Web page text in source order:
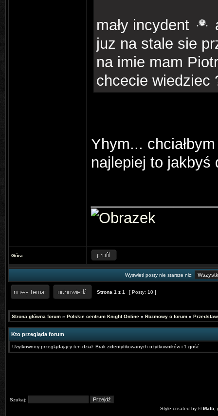
mały incydent
juz na stale sie
na imie mam
chcecie wiedziec
Yhym...
najlepiej to jakbyś
Góra
Wyświetl posty nie starsze niż:
Strona 1 z 1 [ Posty: 10 ]
Strona główna forum » Polskie centrum Knight Online » Rozmowy o forum »
Kto przegląda forum
Użytkownicy przeglądający ten dział: Brak zidentyfikowanych użytkowników i 1 gość
Szukaj:
Style created by ©Matti